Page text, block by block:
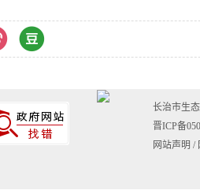
长治市生
晋ICP备
网站声明 /